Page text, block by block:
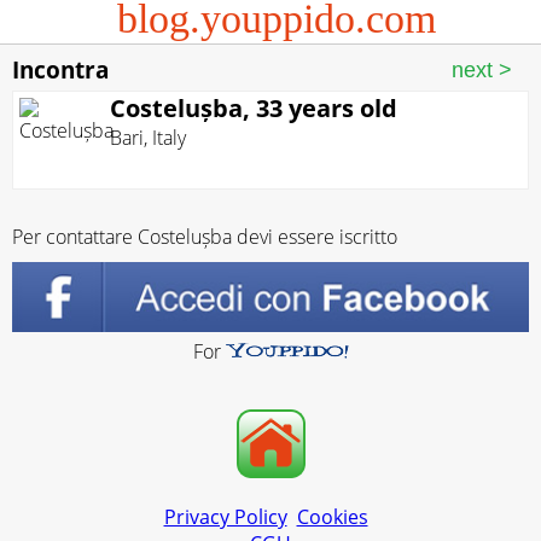
blog.youppido.com
Incontra
Costelușba, 33 years old
Bari, Italy
Per contattare Costelușba devi essere iscritto
For
Privacy Policy Cookies